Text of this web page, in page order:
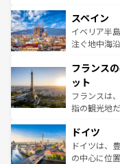
ろん、トス
景など、自
ピザやパス
ませてくれ
なお、新着
しい。
スペイン
イベリア半
注ぐ地中海
文化が根付
れる闘牛、
る。首都マ
アートに溢
せる。地方
ンテンツ一覧
フランス
ット
フランスは
指の観光地
で、幅広い
聖堂、美し
から魅了す
ドイツ
ドイツは、
の中心に位